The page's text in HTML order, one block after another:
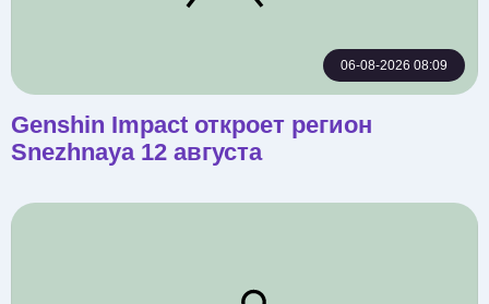
06-08-2026 08:09
Genshin Impact откроет регион
Snezhnaya 12 августа